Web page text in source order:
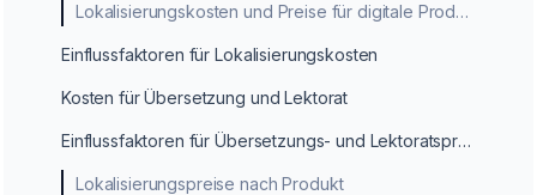
Lokalisierungskosten und Preise für digitale Produkte
Einflussfaktoren für Lokalisierungskosten
Kosten für Übersetzung und Lektorat
Einflussfaktoren für Übersetzungs- und Lektoratspreise
Lokalisierungspreise nach Produkt